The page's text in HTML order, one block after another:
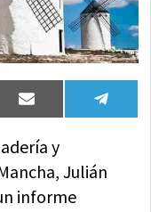
Compartir
en
Email
en
y
Julián
informe